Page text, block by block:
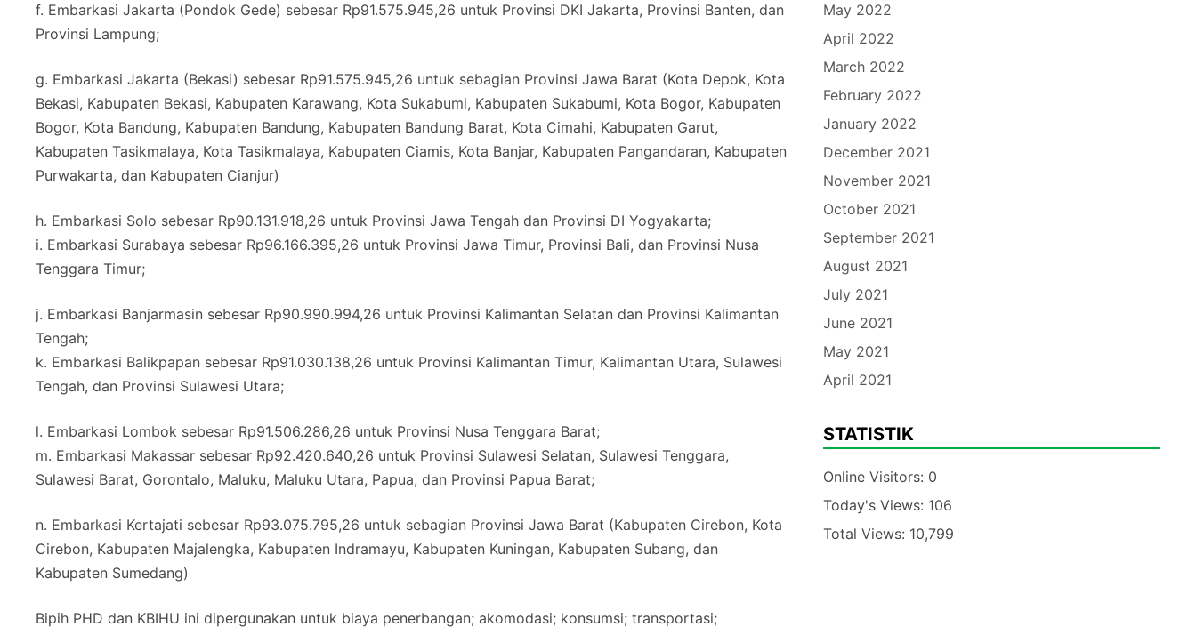
f. Embarkasi Jakarta (Pondok Gede) sebesar Rp91.575.945,26 untuk Provinsi DKI Jakarta, Provinsi Banten, dan
Provinsi Lampung;
g. Embarkasi Jakarta (Bekasi) sebesar Rp91.575.945,26 untuk sebagian Provinsi Jawa Barat (Kota Depok, Kota
Bekasi, Kabupaten Bekasi, Kabupaten Karawang, Kota Sukabumi, Kabupaten Sukabumi, Kota Bogor, Kabupaten
Bogor, Kota Bandung, Kabupaten Bandung, Kabupaten Bandung Barat, Kota Cimahi, Kabupaten Garut,
Kabupaten Tasikmalaya, Kota Tasikmalaya, Kabupaten Ciamis, Kota Banjar, Kabupaten Pangandaran, Kabupaten
Purwakarta, dan Kabupaten Cianjur)
h. Embarkasi Solo sebesar Rp90.131.918,26 untuk Provinsi Jawa Tengah dan Provinsi DI Yogyakarta;
i. Embarkasi Surabaya sebesar Rp96.166.395,26 untuk Provinsi Jawa Timur, Provinsi Bali, dan Provinsi Nusa
Tenggara Timur;
j. Embarkasi Banjarmasin sebesar Rp90.990.994,26 untuk Provinsi Kalimantan Selatan dan Provinsi Kalimantan
Tengah;
k. Embarkasi Balikpapan sebesar Rp91.030.138,26 untuk Provinsi Kalimantan Timur, Kalimantan Utara, Sulawesi
Tengah, dan Provinsi Sulawesi Utara;
l. Embarkasi Lombok sebesar Rp91.506.286,26 untuk Provinsi Nusa Tenggara Barat;
m. Embarkasi Makassar sebesar Rp92.420.640,26 untuk Provinsi Sulawesi Selatan, Sulawesi Tenggara,
Sulawesi Barat, Gorontalo, Maluku, Maluku Utara, Papua, dan Provinsi Papua Barat;
n. Embarkasi Kertajati sebesar Rp93.075.795,26 untuk sebagian Provinsi Jawa Barat (Kabupaten Cirebon, Kota
Cirebon, Kabupaten Majalengka, Kabupaten Indramayu, Kabupaten Kuningan, Kabupaten Subang, dan
Kabupaten Sumedang)
Bipih PHD dan KBIHU ini dipergunakan untuk biaya penerbangan; akomodasi; konsumsi; transportasi;
May 2022
April 2022
March 2022
February 2022
January 2022
December 2021
November 2021
October 2021
September 2021
August 2021
July 2021
June 2021
May 2021
April 2021
STATISTIK
Online Visitors: 0
Today's Views: 106
Total Views: 10,799